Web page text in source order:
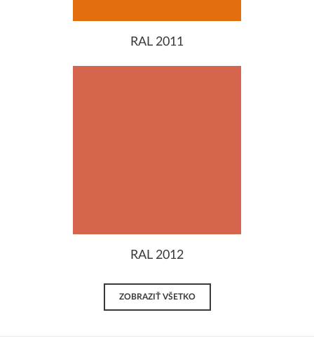
RAL 2011
RAL 2012
ZOBRAZIŤ VŠETKO